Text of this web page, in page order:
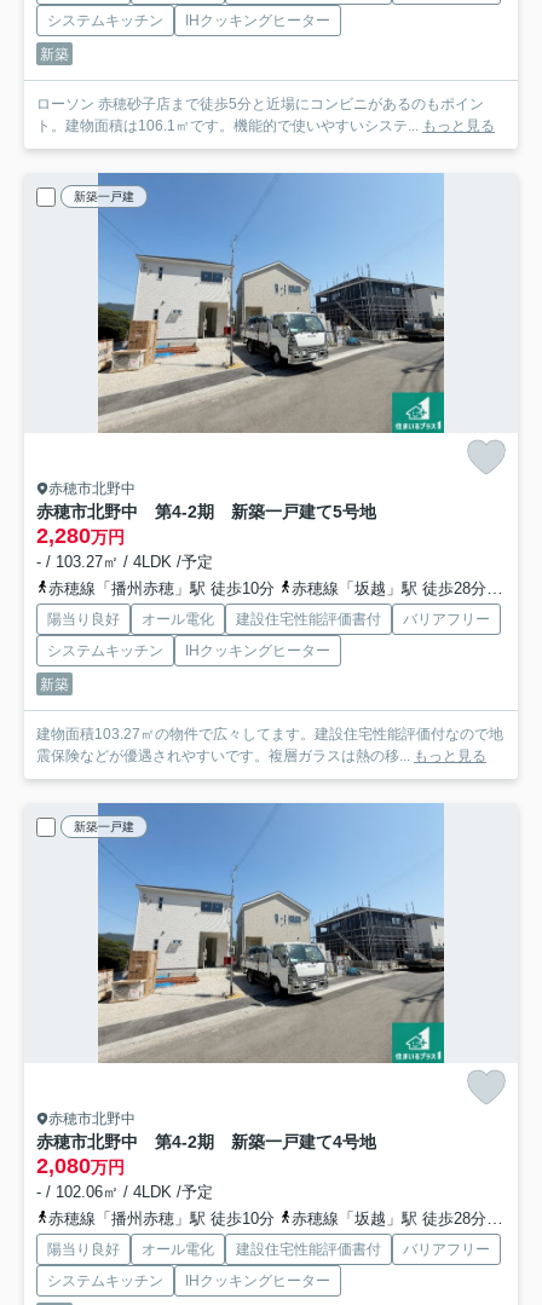
システムキッチン
IHクッキングヒーター
新築
ローソン 赤穂砂子店まで徒歩5分と近場にコンビニがあるのもポイン
ト。建物面積は106.1㎡です。機能的で使いやすいシステ... もっと見る
新築一戸建
赤穂市北野中
赤穂市北野中 第4-2期 新築一戸建て5号地
2,280万円
- / 103.27㎡ / 4LDK /予定
赤穂線「播州赤穂」駅 徒歩10分
赤穂線「坂越」駅 徒歩28分
陽当り良好 オール電化 建設住宅性能評価書付
バリアフリー
システムキッチン
IHクッキングヒーター
新築
建物面積103.27㎡の物件で広々してます。建設住宅性能評価付なので地
震保険などが優遇されやすいです。複層ガラスは熱の移... もっと見る
新築一戸建
赤穂市北野中
赤穂市北野中 第4-2期 新築一戸建て4号地
2,080万円
- / 102.06㎡ / 4LDK /予定
赤穂線「播州赤穂」駅 徒歩10分
赤穂線「坂越」駅 徒歩28分
陽当り良好 オール電化 建設住宅性能評価書付
バリアフリー
システムキッチン
IHクッキングヒーター